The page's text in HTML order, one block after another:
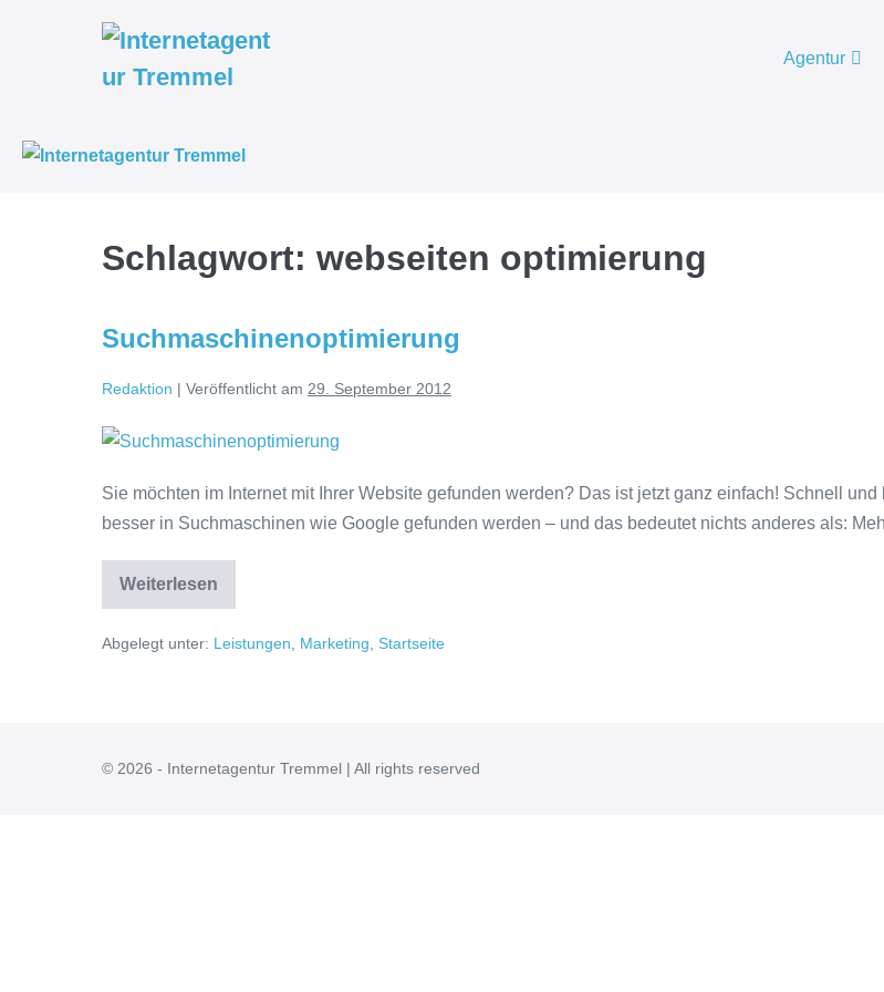
Agentur
Schlagwort: webseiten optimierung
Suchmaschinenoptimierung
Redaktion | Veröffentlicht am 29. September 2012
Suchmaschinenoptimierung
Sie möchten im Internet mit Ihrer Website gefunden werden? Das ist jetzt ganz einfach! Schnell
besser in Suchmaschinen wie Google gefunden werden – und das bedeutet nichts anderes als:
Weiterlesen
Abgelegt unter: Leistungen Marketing Startseite
© 2026 - Internetagentur Tremmel | All rights reserved